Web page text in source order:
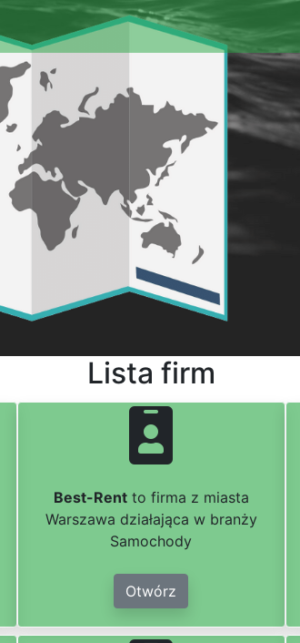
Lista firm
Best-Rentto firma z miasta
Warszawa działająca w branży
Samochody
Otwórz